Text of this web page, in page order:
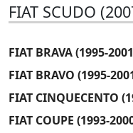
FIAT SCUDO
FIAT BRAVA (1995-
FIAT BRAVO (1995-
FIAT CINQUECENTO
FIAT COUPE (1993-